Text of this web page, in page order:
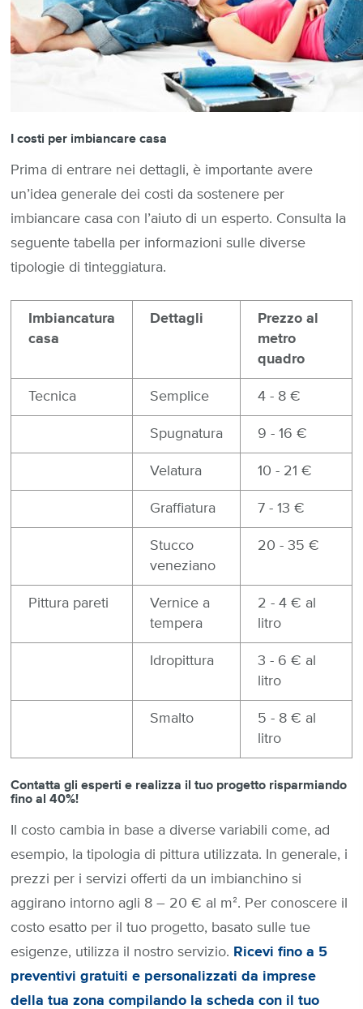
I costi per imbiancare casa
Prima di entrare nei dettagli, è importante avere
un’idea generale dei costi da sostenere per
imbiancare casa con l’aiuto di un esperto. Consulta la
seguente tabella per informazioni sulle diverse
tipologie di tinteggiatura.
Imbiancatura
casa
Dettagli
Prezzo al
metro
quadro
Tecnica Semplice 4 - 8 €
Spugnatura 9 - 16 €
Velatura 10 - 21 €
Graffiatura 7 - 13 €
Stucco
veneziano
20 - 35 €
Pittura pareti
Vernice a
tempera
2 - 4 € al
litro
Idropittura
3 - 6 € al
litro
Smalto
5 - 8 € al
litro
Contatta gli esperti e realizza il tuo progetto risparmiando
fino al 40%!
Il costo cambia in base a diverse variabili come, ad
esempio, la tipologia di pittura utilizzata. In generale, i
prezzi per i servizi offerti da un imbianchino si
aggirano intorno agli 8 – 20 € al mᒾ. Per conoscere il
costo esatto per il tuo progetto, basato sulle tue
esigenze, utilizza il nostro servizio. Ricevi fino a 5
preventivi gratuiti e personalizzati da imprese
della tua zona compilando la scheda con il tuo